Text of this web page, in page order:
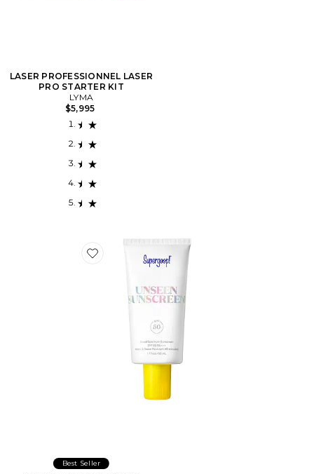
LASER PROFESSIONNEL LASER
PRO STARTER KIT
LYMA
$5,995
Favorite ÉCRAN SOLAIRE UNSEEN SUNSCREEN SPF
Best Seller